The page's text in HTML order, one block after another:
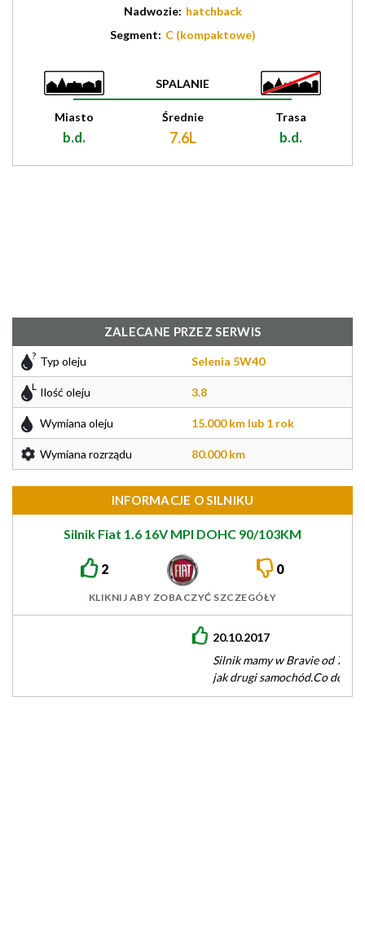
Nadwozie: hatchback
Segment: C (kompaktowe)
SPALANIE
Miasto
b.d.
Średnie
7.6L
Trasa
b.d.
ZALECANE PRZEZ SERWIS
Typ oleju Selenia 5W40
Ilość oleju 3.8
Wymiana oleju 15.000 km lub 1 rok
Wymiana rozrządu 80.000 km
INFORMACJE O SILNIKU
Silnik Fiat 1.6 16V MPI DOHC 90/103KM
2 0
KLIKNIJ ABY ZOBACZYĆ SZCZEGÓŁY
Silnik mamy w Bravie od 7 lat zrobione przez nas około 120 tys
jak drugi samochód.Co do usterkowości jest na…